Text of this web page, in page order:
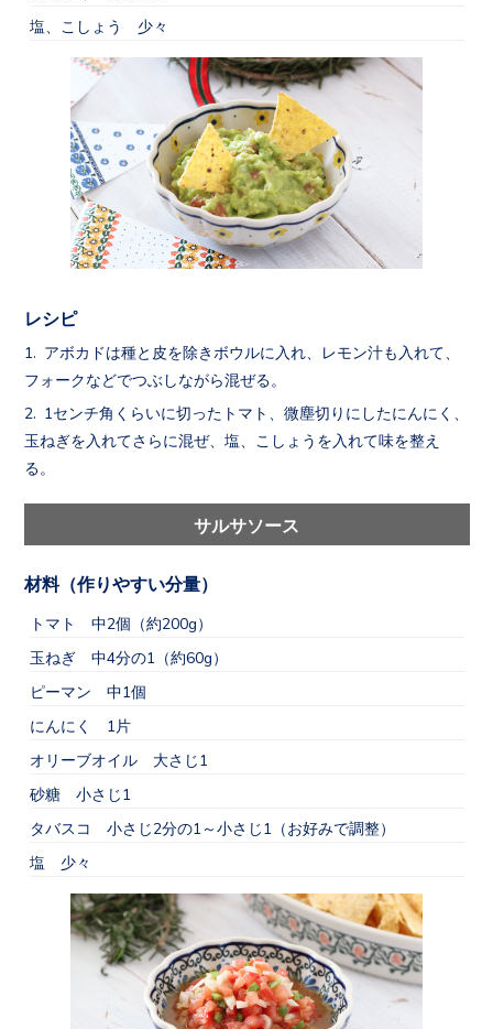
塩、こしょう 少々
レシピ
アボカドは種と皮を除きボウルに入れ、レモン汁も入れて、
フォークなどでつぶしながら混ぜる。
1センチ角くらいに切ったトマト、微塵切りにしたにんにく、
玉ねぎを入れてさらに混ぜ、塩、こしょうを入れて味を整え
る。
サルサソース
材料（作りやすい分量）
トマト 中2個（約200g）
玉ねぎ 中4分の1（約60g）
ピーマン 中1個
にんにく 1片
オリーブオイル 大さじ1
砂糖 小さじ1
タバスコ 小さじ2分の1～小さじ1（お好みで調整）
塩 少々